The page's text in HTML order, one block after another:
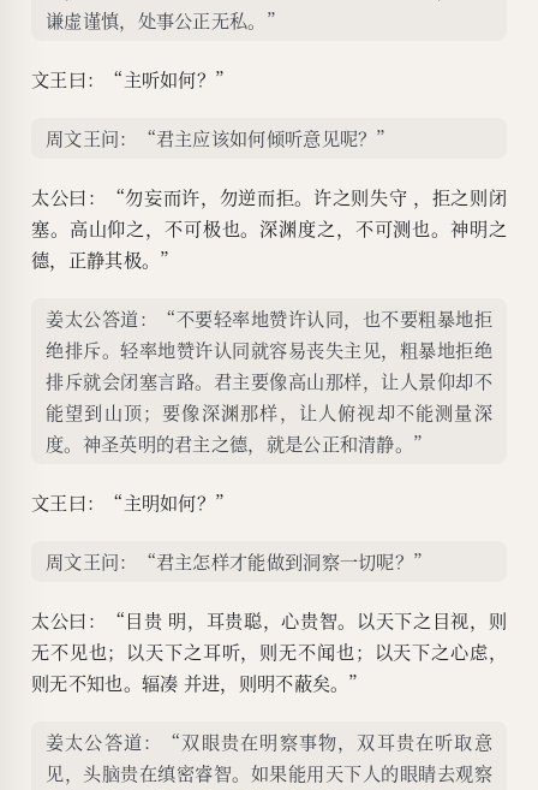
谦虚谨慎，处事公正无私。”
文王曰：“主听如何？”
周文王问：“君主应该如何倾听意见呢？”
太公曰：“勿妄而许，勿逆而拒。许之则失守 ，拒之则闭
塞。高山仰之，不可极也。深渊度之，不可测也。神明之
德，正静其极。”
姜太公答道：“不要轻率地赞许认同，也不要粗暴地拒
绝排斥。轻率地赞许认同就容易丧失主见，粗暴地拒绝
排斥就会闭塞言路。君主要像高山那样，让人景仰却不
能望到山顶；要像深渊那样，让人俯视却不能测量深
度。神圣英明的君主之德，就是公正和清静。”
文王曰：“主明如何？”
周文王问：“君主怎样才能做到洞察一切呢？”
太公曰：“目贵 明，耳贵聪，心贵智。以天下之目视，则
无不见也；以天下之耳听，则无不闻也；以天下之心虑，
则无不知也。辐凑 并进，则明不蔽矣。”
姜太公答道：“双眼贵在明察事物，双耳贵在听取意
见，头脑贵在缜密睿智。如果能用天下人的眼睛去观察